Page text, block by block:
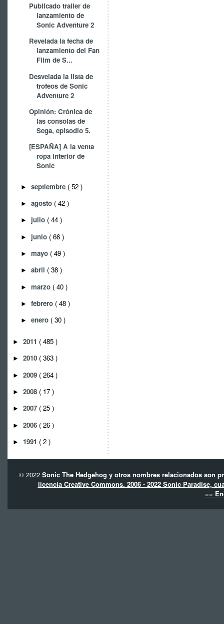
Publicado trailer de
lanzamiento de
Sonic Adventure 2
Revelada la fecha de
lanzamiento del Fan
Film de S...
Desvelada la lista de
trofeos de Sonic
Adventure 2
Opinión: Crónica de
las consolas de
Sega, episodio 5.
[ESPAÑA] A la venta
ropa interior de
Sonic
► septiembre ( 52 )
► agosto ( 42 )
► julio ( 44 )
► junio ( 66 )
► mayo ( 49 )
► abril ( 38 )
► marzo ( 40 )
► febrero ( 48 )
► enero ( 30 )
► 2011 ( 485 )
► 2010 ( 363 )
► 2009 ( 264 )
► 2008 ( 17 )
► 2007 ( 25 )
► 2006 ( 26 )
► 1991 ( 2 )
© 2022 Sonic The Hedgehog y otros nombres relacionados son
licencia Creative Commons. 2006 - 2022 Sonic Paradise,
==